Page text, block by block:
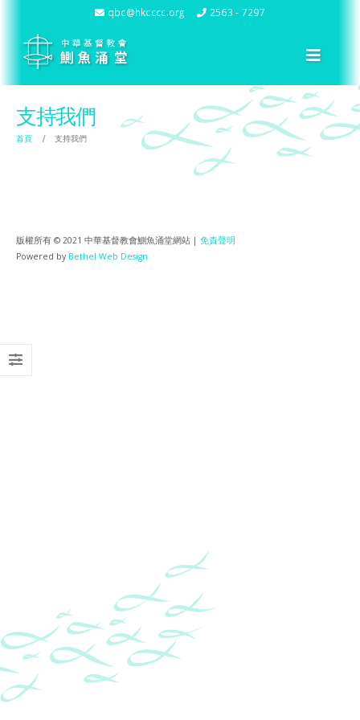
qbc@hkcccc.org 2563 - 7297
支持我們
首頁 支持我們
版權所有 © 2021 中華基督教會鰂魚涌堂網站 | 免責聲明
Powered by Bethel Web Design